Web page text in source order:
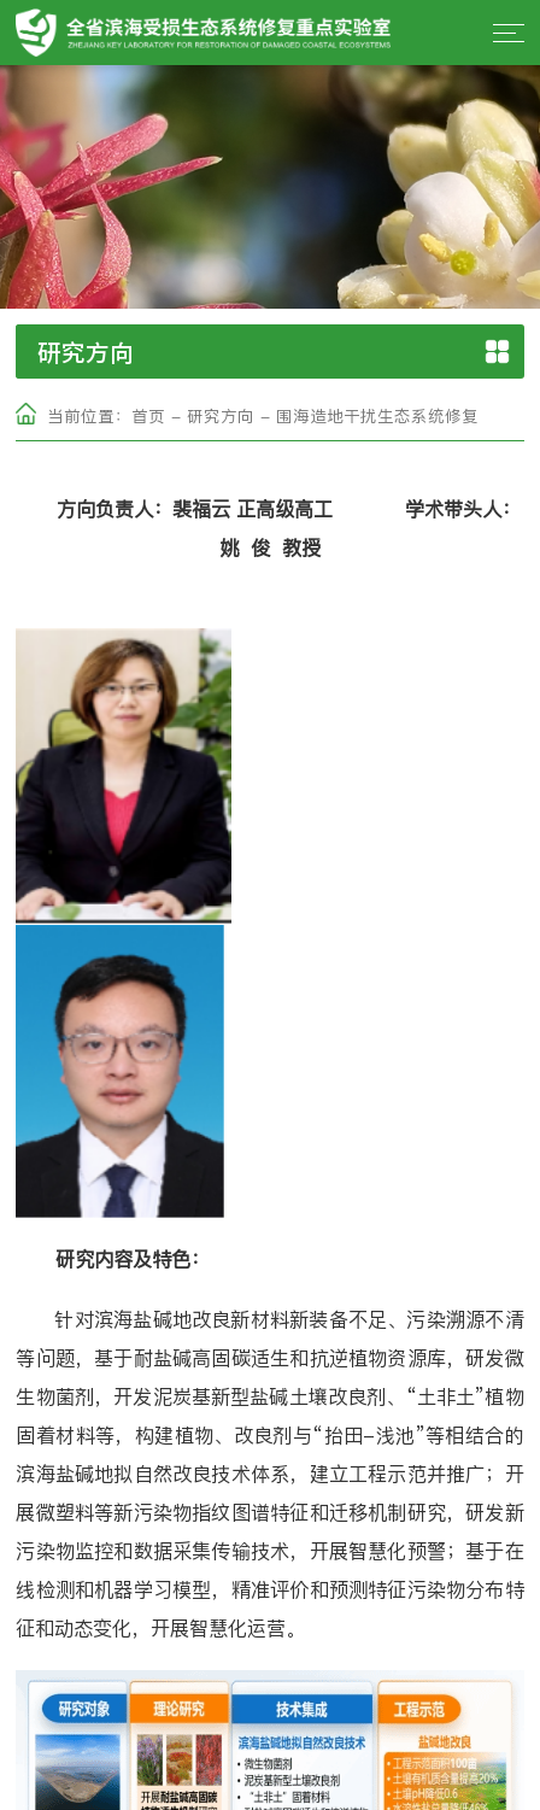
研究方向
当前位置： 首页 -研究方向 - 围海造地干扰生态系统修复
方向负责人：裴福云正高级高工
学术带头人：
姚 俊 教授
研究内容及特色：
针对滨海盐碱地改良新材料新装备不足、污染溯源不清
等问题，基于耐盐碱高固碳适生和抗逆植物资源库，研发微
生物菌剂，开发泥炭基新型盐碱土壤改良剂、“土非土”植物
固着材料等，构建植物、改良剂与“抬田-浅池”等相结合的
滨海盐碱地拟自然改良技术体系，建立工程示范并推广；开
展微塑料等新污染物指纹图谱特征和迁移机制研究，研发新
污染物监控和数据采集传输技术，开展智慧化预警；基于在
线检测和机器学习模型，精准评价和预测特征污染物分布特
征和动态变化，开展智慧化运营。